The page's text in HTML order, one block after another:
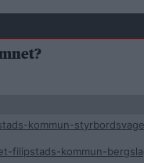
kommun-
filipstads-kommun-